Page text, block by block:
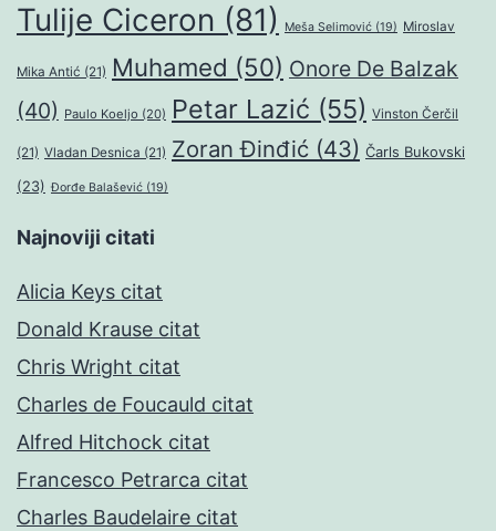
Tulije Ciceron (81) Meša Selimović (19) Miroslav
Mika Antić (21) Muhamed (50) Onore De Balzak
(40) Paulo Koeljo (20) Petar Lazić (55) Vinston Čerčil
(21) Vladan Desnica (21) Zoran Đinđić (43) Čarls Bukovski
(23) Đorđe Balašević (19)
Najnoviji citati
Alicia Keys citat
Donald Krause citat
Chris Wright citat
Charles de Foucauld citat
Alfred Hitchock citat
Francesco Petrarca citat
Charles Baudelaire citat